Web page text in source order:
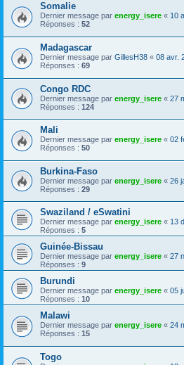
Somalie
Dernier message par energy_isere « 10
Réponses : 52
Madagascar
Dernier message par GillesH38 « 08 avr.
Réponses : 69
Congo RDC
Dernier message par energy_isere « 27
Réponses : 124
Mali
Dernier message par energy_isere « 02
Réponses : 50
Burkina-Faso
Dernier message par energy_isere « 26
Réponses : 29
Swaziland / eSwatini
Dernier message par energy_isere « 13
Réponses : 5
Guinée-Bissau
Dernier message par energy_isere « 27
Réponses : 9
Burundi
Dernier message par energy_isere « 05
Réponses : 10
Malawi
Dernier message par energy_isere « 24
Réponses : 15
Togo